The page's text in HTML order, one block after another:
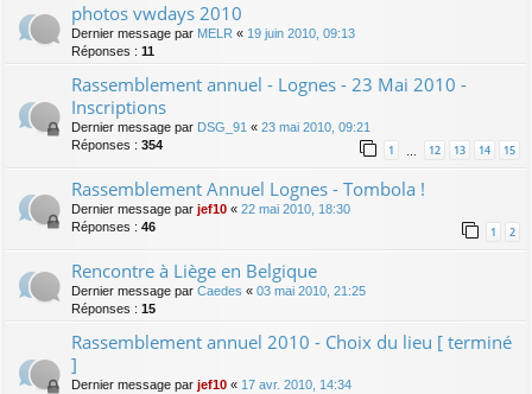
photos vwdays 2010
Dernier message par MELR « 19 juin 2010, 09:13
Réponses : 11
Rassemblement annuel - Lognes - 23 Mai 2010 -
Inscriptions
Dernier message par DSG_91 « 23 mai 2010, 09:21
Réponses : 354 1 … 12 13 14 15
Rassemblement Annuel Lognes - Tombola !
Dernier message par jef10 « 22 mai 2010, 18:30
Réponses : 46 1 2
Rencontre à Liège en Belgique
Dernier message par Caedes « 03 mai 2010, 21:25
Réponses : 15
Rassemblement annuel 2010 - Choix du lieu [ terminé
]
Dernier message par jef10 « 17 avr. 2010, 14:34